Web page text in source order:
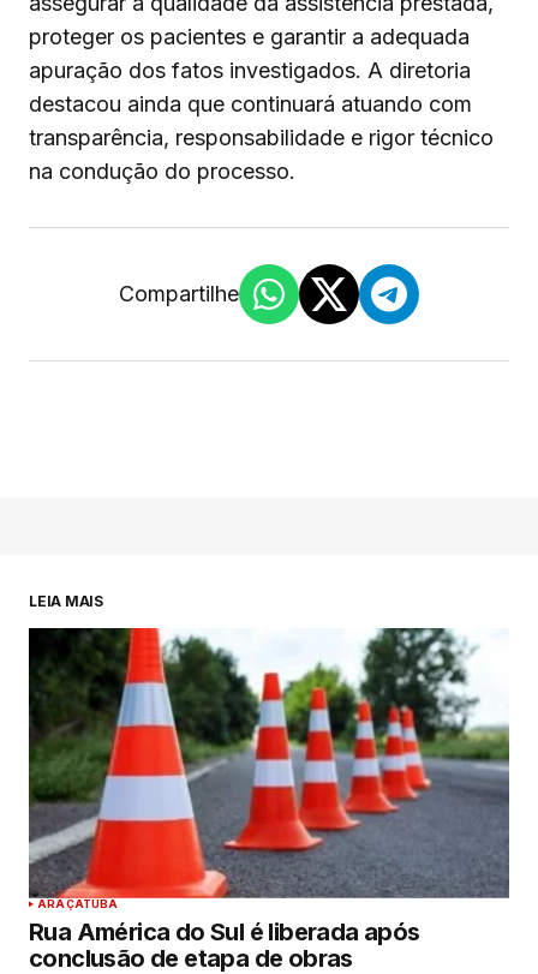
proteger os pacientes e garantir a adequada
apuração dos fatos investigados. A diretoria
destacou ainda que continuará atuando com
transparência, responsabilidade e rigor técnico
na condução do processo.
Compartilhe
LEIA MAIS
ARAÇATUBA
Rua América do Sul é liberada após
conclusão de etapa de obras